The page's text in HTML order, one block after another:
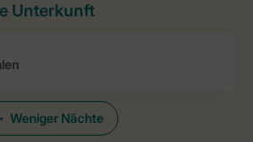
Unterkunft
Weniger Nächte